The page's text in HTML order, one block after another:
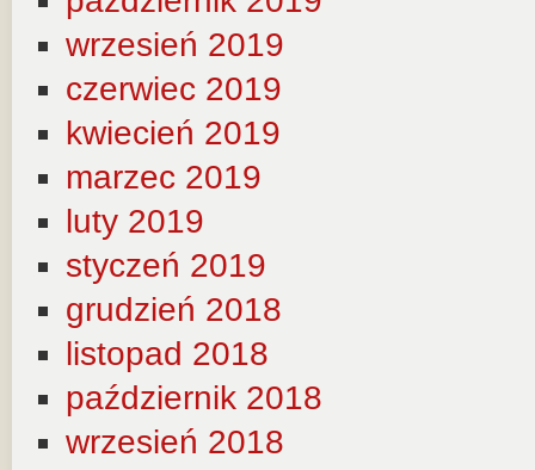
wrzesień 2019
czerwiec 2019
kwiecień 2019
marzec 2019
luty 2019
styczeń 2019
grudzień 2018
listopad 2018
październik 2018
wrzesień 2018